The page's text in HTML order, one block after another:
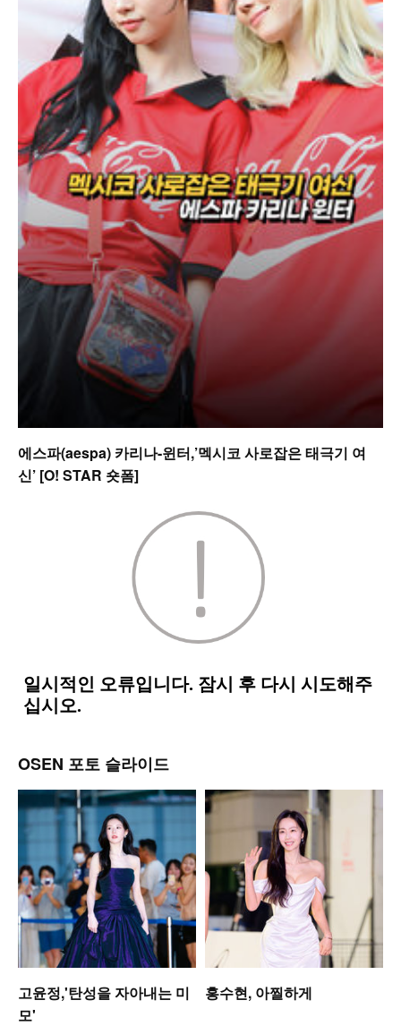
에스파(aespa) 카리나-윈터,’멕시코 사로잡은 태극기 여
신’ [O! STAR 숏폼]
OSEN 포토 슬라이드
고윤정,'탄성을 자아내는 미
모'
홍수현, 아찔하게